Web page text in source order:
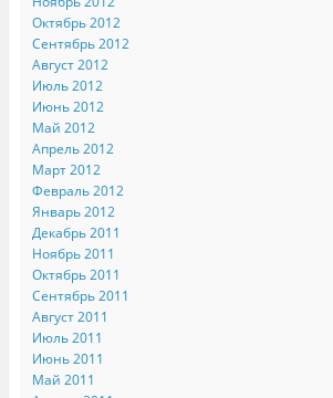
Октябрь 2012
Сентябрь 2012
Август 2012
Июль 2012
Июнь 2012
Май 2012
Апрель 2012
Март 2012
Февраль 2012
Январь 2012
Декабрь 2011
Ноябрь 2011
Октябрь 2011
Сентябрь 2011
Август 2011
Июль 2011
Июнь 2011
Май 2011